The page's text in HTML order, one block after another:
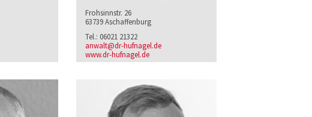
Frohsinnstr. 26
63739 Aschaffenburg
Tel.: 06021 21322
anwalt@dr-hufnagel.de
www.dr-hufnagel.de